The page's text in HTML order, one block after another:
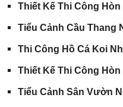
Thiết Kế Thi Công
Tiểu Cảnh Cầu Thang
Thi Công Hồ Cá Koi
Thiết Kế Thi Công
Tiểu Cảnh Sân Vườn